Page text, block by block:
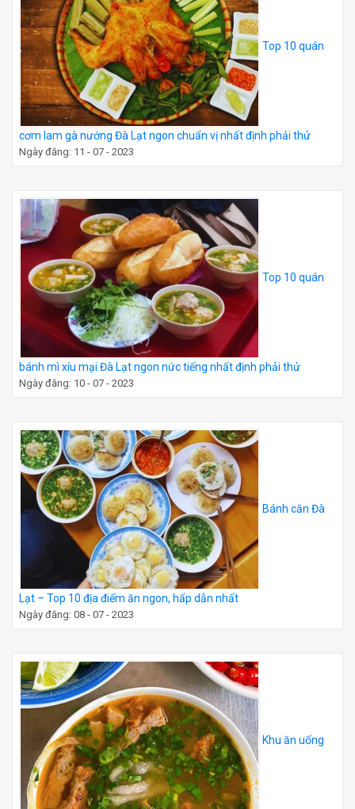
Top 10 quán
cơm lam gà nướng Đà Lạt ngon chuẩn vị nhất định phải thử
Ngày đăng: 11 - 07 - 2023
Top 10 quán
bánh mì xíu mại Đà Lạt ngon nức tiếng nhất định phải thử
Ngày đăng: 10 - 07 - 2023
Bánh căn Đà
Lạt – Top 10 địa điểm ăn ngon, hấp dẫn nhất
Ngày đăng: 08 - 07 - 2023
Khu ăn uống